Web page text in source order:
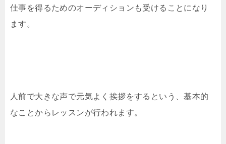
仕事を得るためのオーディションも受けることになり
ます。
人前で大きな声で元気よく挨拶をするという、基本的
なことからレッスンが行われます。